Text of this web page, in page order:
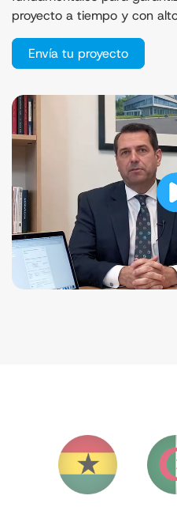
proyecto a tiempo y con
Envía tu proyecto